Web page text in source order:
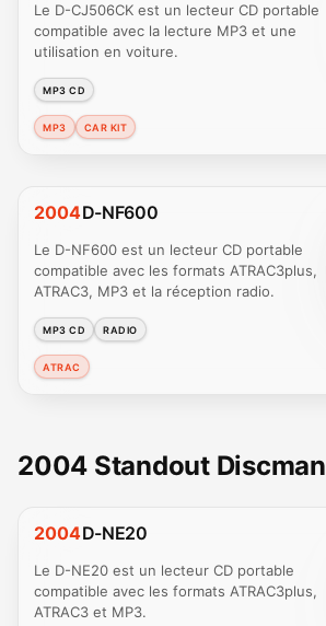
Le D-CJ506CK est un lecteur CD portable
compatible avec la lecture MP3 et une
utilisation en voiture.
MP3 CD
MP3 CAR KIT
2004D-NF600
Le D-NF600 est un lecteur CD portable
compatible avec les formats ATRAC3plus,
ATRAC3, MP3 et la réception radio.
MP3 CD RADIO
ATRAC
2004 Standout Discman
2004D-NE20
Le D-NE20 est un lecteur CD portable
compatible avec les formats ATRAC3plus,
ATRAC3 et MP3.